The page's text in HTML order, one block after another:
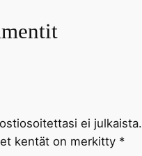
ei julkaista.
kentät on merkitty *